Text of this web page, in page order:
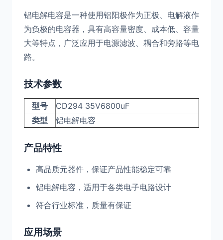
铝电解电容是一种使用铝阳极作为正极、电解液作
为负极的电容器，具有高容量密度、成本低、容量
大等特点，广泛应用于电源滤波、耦合和旁路等电
路。
技术参数
型号
CD294 35V6800uF
类型
铝电解电容
产品特性
高品质元器件，保证产品性能稳定可靠
铝电解电容，适用于各类电子电路设计
符合行业标准，质量有保证
应用场景